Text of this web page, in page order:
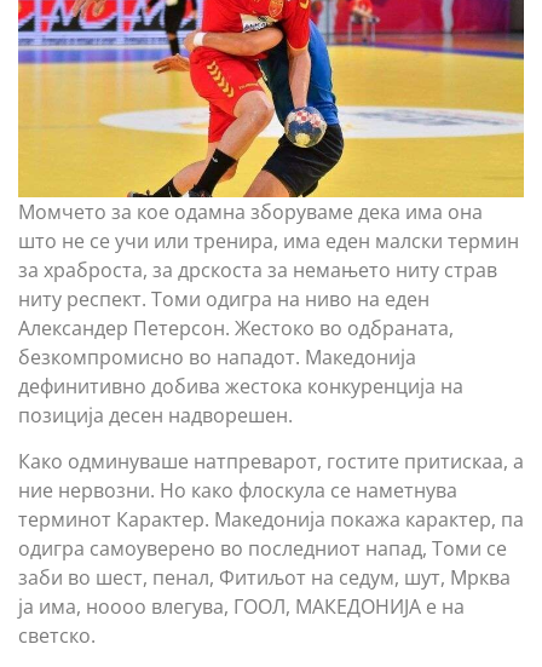
Момчето за кое одамна зборуваме дека има она
што не се учи или тренира, има еден малски термин
за храброста, за дрскоста за немањето ниту страв
ниту респект. Томи одигра на ниво на еден
Александер Петерсон. Жестоко во одбраната,
безкомпромисно во нападот. Македoнија
дефинитивно добива жестока конкуренција на
позиција десен надворешен.
Како одминуваше натпреварот, гостите притискаа, а
ние нервозни. Но како флоскула се наметнува
терминот Карактер. Македонија покажа карактер, па
одигра самоуверено во последниот напад, Томи се
заби во шест, пенал, Фитиљот на седум, шут, Мрква
ја има, ноооо влегува, ГООЛ, МАКЕДОНИЈА е на
светско.